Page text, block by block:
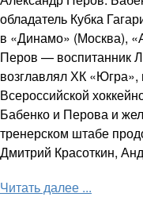
обладатель Кубка
в «Динамо» (Москва),
Перов — воспитанник
возглавлял ХК
Всероссийской
Бабенко и Перова и
тренерском штабе
Дмитрий Красоткин,
Читать далее ...